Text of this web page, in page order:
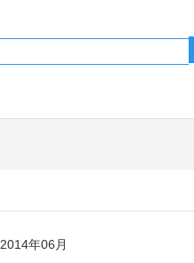
2014年06月